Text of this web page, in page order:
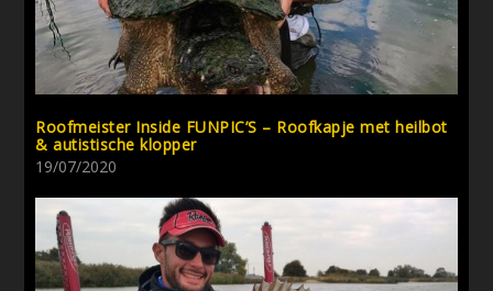
Roofmeister Inside FUNPIC’S – Roofkapje met heilbot
& autistische klopper
19/07/2020